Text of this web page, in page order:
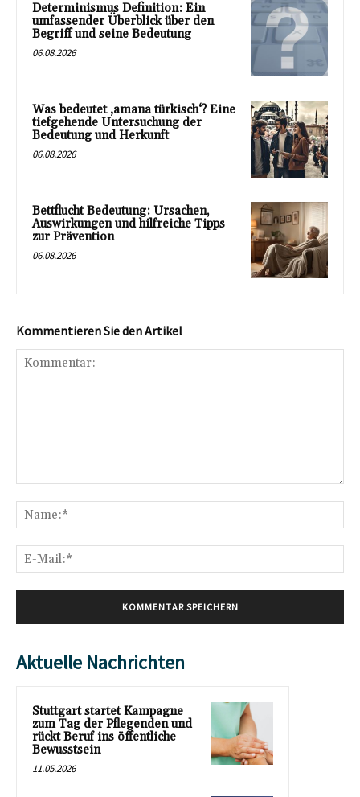
Determinismus Definition: Ein
umfassender Überblick über den
Begriff und seine Bedeutung
06.08.2026
Was bedeutet ‚amana türkisch‘? Eine
tiefgehende Untersuchung der
Bedeutung und Herkunft
06.08.2026
Bettflucht Bedeutung: Ursachen,
Auswirkungen und hilfreiche Tipps
zur Prävention
06.08.2026
Kommentieren Sie den Artikel
Aktuelle Nachrichten
Stuttgart startet Kampagne
zum Tag der Pflegenden und
rückt Beruf ins öffentliche
Bewusstsein
11.05.2026